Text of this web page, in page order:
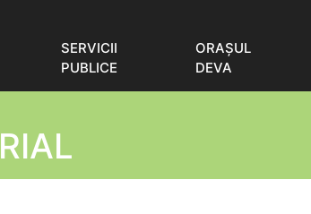
SERVICII
PUBLICE
ORAŞUL
DEVA